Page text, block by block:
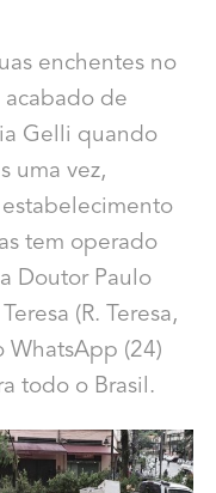
enchentes no
acabado de
Gelli quando
uma vez,
tem operado
Doutor Paulo
( R. Teresa,
WhatsApp (24)
todo o Brasil.